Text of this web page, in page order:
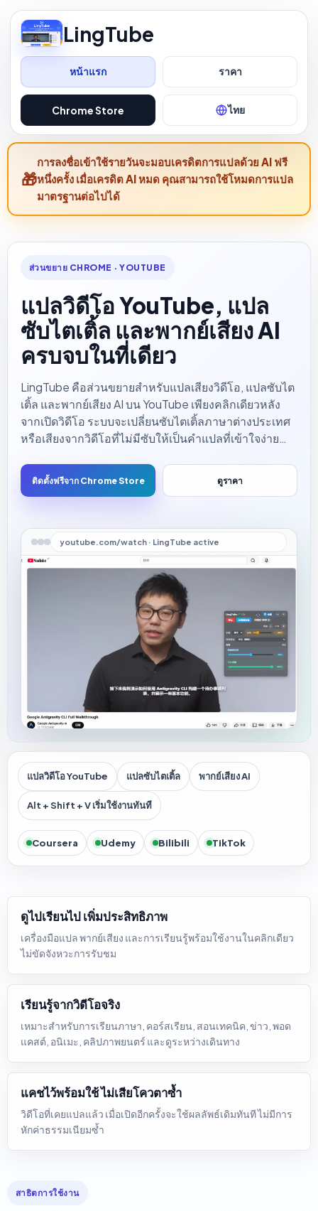
LingTube
หน้าแรก ราคา
Chrome Store ไทย
การลงชื่อเข้าใช้รายวันจะมอบเครดิตการแปลด้วย AI ฟรี
หนึ่งครั้ง เมื่อเครดิต AI หมด คุณสามารถใช้โหมดการแปล
มาตรฐานต่อไปได้
ส่วนขยาย CHROME · YOUTUBE
แปลวิดีโอ YouTube, แปล
ซับไตเติ้ล และพากย์เสียง AI
ครบจบในที่เดียว
LingTube คือส่วนขยายสำหรับแปลเสียงวิดีโอ, แปลซับไต
เติ้ล และพากย์เสียง AI บน YouTube เพียงคลิกเดียวหลัง
จากเปิดวิดีโอ ระบบจะเปลี่ยนซับไตเติ้ลภาษาต่างประเทศ
หรือเสียงจากวิดีโอที่ไม่มีซับให้เป็นคำแปลที่เข้าใจง่าย
ต่างประเทศได้อย่างรวดเร็วโดยไม่ต้องจดจ่ออยู่กับซับไต
เติ้ลตลอดเวลา
ติดตั้งฟรีจาก Chrome Store ดูราคา
youtube.com/watch · LingTube active
แปลวิดีโอ YouTube แปลซับไตเติ้ล พากย์เสียง AI
Alt + Shift + V เริ่มใช้งานทันที
Coursera Udemy Bilibili TikTok
ดูไปเรียนไป เพิ่มประสิทธิภาพ
เครื่องมือแปล พากย์เสียง และการเรียนรู้พร้อมใช้งานในคลิกเดียว
ไม่ขัดจังหวะการรับชม
เรียนรู้จากวิดีโอจริง
เหมาะสำหรับการเรียนภาษา, คอร์สเรียน, สอนเทคนิค, ข่าว, พอด
แคสต์, อนิเมะ, คลิปภาพยนตร์ และดูระหว่างเดินทาง
แคชไว้พร้อมใช้ ไม่เสียโควตาซ้ำ
วิดีโอที่เคยแปลแล้ว เมื่อเปิดอีกครั้งจะใช้ผลลัพธ์เดิมทันที ไม่มีการ
หักค่าธรรมเนียมซ้ำ
สาธิตการใช้งาน